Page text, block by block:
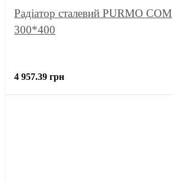
Радіатор сталевий PURMO
300*400
4 957.39 грн